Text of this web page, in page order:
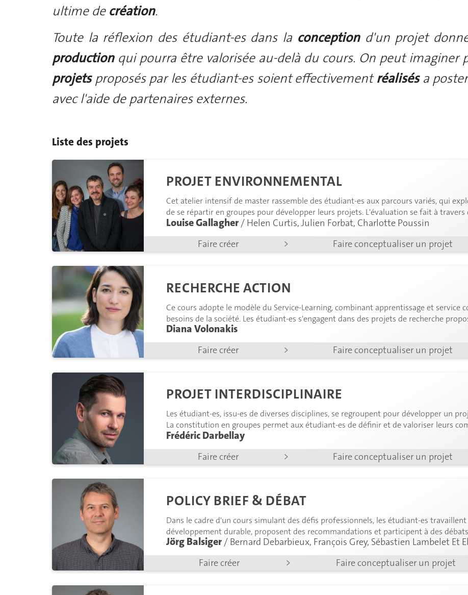
ultime de création.
Toute la réflexion des étudiant-es dans la conception d'un projet
production qui pourra être valorisée au-delà du cours. On peut imaginer
projets proposés par les étudiant-es soient effectivementréalisés a
avec l'aide de partenaires externes.
Liste des projets
Aucun projetcorrespondant à vos
PROJET ENVIRONNEMENTAL
Louise Gallagher / Helen Curtis, Julien Forbat, Charlotte Poussin
Faire créer > Faire conceptualiser un projet
Cet atelier intensif de master rassemble des étudiant-es aux parcours variés, qui
de se répartir en groupes pour développer leurs projets. L'évaluation se fait à
techniques.
RECHERCHE ACTION
Diana Volonakis
Faire créer > Faire conceptualiser un projet
Ce cours adopte le modèle du Service-Learning, combinant apprentissage et
besoins de la société. Les étudiant-es s'engagent dans des projets de recherche
et présentent leurs résultats sous forme de posters ou d'émissions radio.
PROJET INTERDISCIPLINAIRE
Frédéric Darbellay
Faire créer > Faire conceptualiser un projet
Les étudiant-es, issu-es de diverses disciplines, se regroupent pour développer un
La constitution en groupes permet aux étudiant-es de définir et de valoriser leurs
POLICY BRIEF & DÉBAT
Jörg Balsiger / Bernard Debarbieux, François Grey, Sébastien Lambelet Et
Faire créer > Faire conceptualiser un projet
Dans le cadre d'un cours simulant des défis professionnels, les étudiant-es
développement durable, proposent des recommandations et participent à des